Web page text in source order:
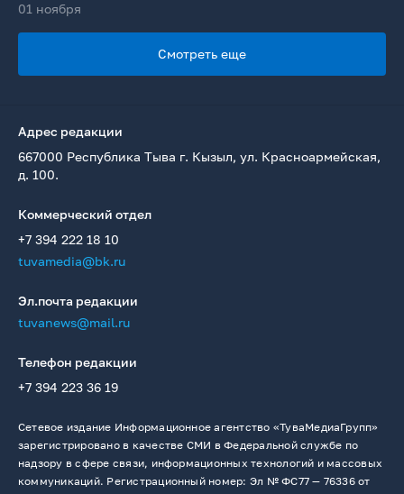
01 ноября
Смотреть еще
Адрес редакции
667000 Республика Тыва г. Кызыл, ул. Красноармейская,
д. 100.
Коммерческий отдел
+7 394 222 18 10
tuvamedia@bk.ru
Эл.почта редакции
tuvanews@mail.ru
Телефон редакции
+7 394 223 36 19
Сетевое издание Информационное агентство «ТуваМедиаГрупп»
зарегистрировано в качестве СМИ в Федеральной службе по
надзору в сфере связи, информационных технологий и массовых
коммуникаций. Регистрационный номер: Эл № ФС77 — 76336 от